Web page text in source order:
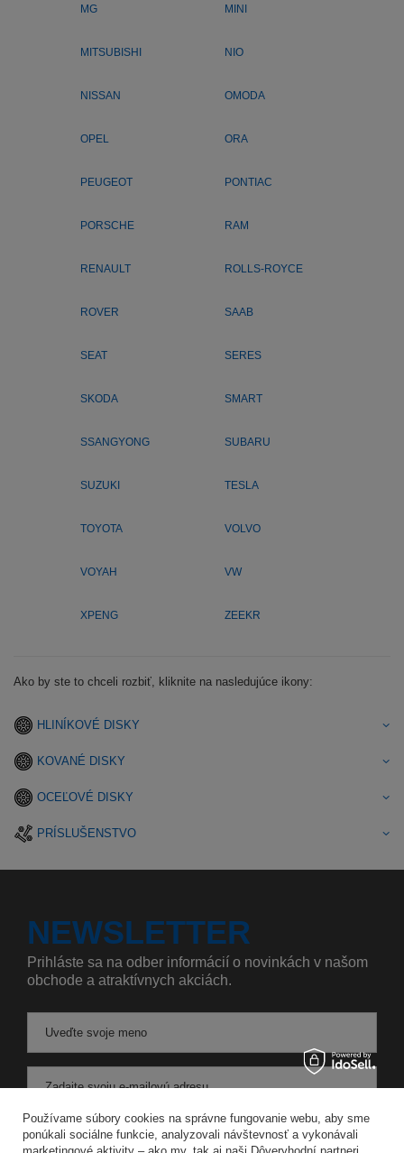
MG MINI
MITSUBISHI NIO
NISSAN OMODA
OPEL ORA
PEUGEOT PONTIAC
PORSCHE RAM
RENAULT ROLLS-ROYCE
ROVER SAAB
SEAT SERES
SKODA SMART
SSANGYONG SUBARU
SUZUKI TESLA
TOYOTA VOLVO
VOYAH VW
XPENG ZEEKR
Ako by ste to chceli rozbiť, kliknite na nasledujúce ikony:
HLINÍKOVÉ DISKY
KOVANÉ DISKY
OCEĽOVÉ DISKY
PRÍSLUŠENSTVO
NEWSLETTER
Prihláste sa na odber informácií o novinkách v našom
obchode a atraktívnych akciách.
Uveďte svoje meno
Zadajte svoju e-mailovú adresu
Súhlasím so spracovaním svojich osobných údajov na účely a v rozsahu služby Newsletter v
Používame súbory cookies na správne fungovanie webu, aby sme
ponúkali sociálne funkcie, analyzovali návštevnosť a vykonávali